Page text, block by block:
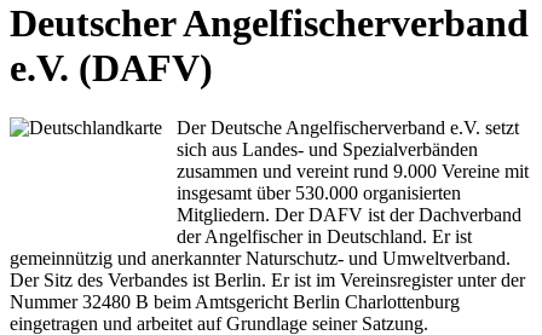
Deutscher Angelfischerverband
e.V. (DAFV)
Der Deutsche Angelfischerverband e.V. setzt
sich aus Landes- und Spezialverbänden
zusammen und vereint rund 9.000 Vereine mit
insgesamt über 530.000 organisierten
Mitgliedern. Der DAFV ist der Dachverband
der Angelfischer in Deutschland. Er ist
gemeinnützig und anerkannter Naturschutz- und Umweltverband.
Der Sitz des Verbandes ist Berlin. Er ist im Vereinsregister unter der
Nummer 32480 B beim Amtsgericht Berlin Charlottenburg
eingetragen und arbeitet auf Grundlage seiner Satzung.